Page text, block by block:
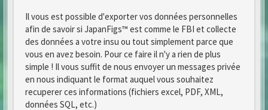
Il vous est possible d'exporter vos données personnelles
afin de savoir si JapanFigs™ est comme le FBI et collecte
des données a votre insu ou tout simplement parce que
vous en avez besoin. Pour ce faire il n'y a rien de plus
simple ! Il vous suffit de nous envoyer un messages privée
en nous indiquant le format auquel vous souhaitez
recuperer ces informations (fichiers excel, PDF, XML,
données SQL, etc.)